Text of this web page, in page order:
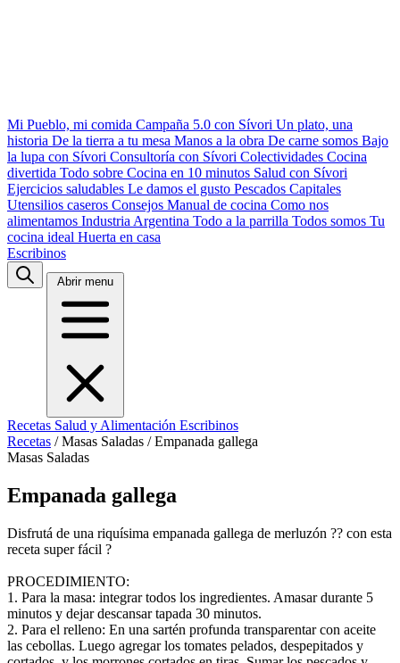
Mi Pueblo, mi comida Campaña 5.0 con Sívori Un plato, una
historia De la tierra a tu mesa Manos a la obra De carne somos Bajo
la lupa con Sívori Consultoría con Sívori Colectividades Cocina
divertida Todo sobre Cocina en 10 minutos Salud con Sívori
Ejercicios saludables Le damos el gusto Pescados Capitales
Utensilios caseros Consejos Manual de cocina Como nos
alimentamos Industria Argentina Todo a la parrilla Todos somos Tu
cocina ideal Huerta en casa
Escribinos
Abrir menu
Recetas Salud y Alimentación Escribinos
Recetas / Masas Saladas / Empanada gallega
Masas Saladas
Empanada gallega
Disfrutá de una riquísima empanada gallega de merluzón ?? con esta
receta super fácil ?
PROCEDIMIENTO:
1. Para la masa: integrar todos los ingredientes. Amasar durante 5
minutos y dejar descansar tapada 30 minutos.
2. Para el relleno: En una sartén profunda transparentar con aceite
las cebollas. Luego agregar los tomates pelados, despepitados y